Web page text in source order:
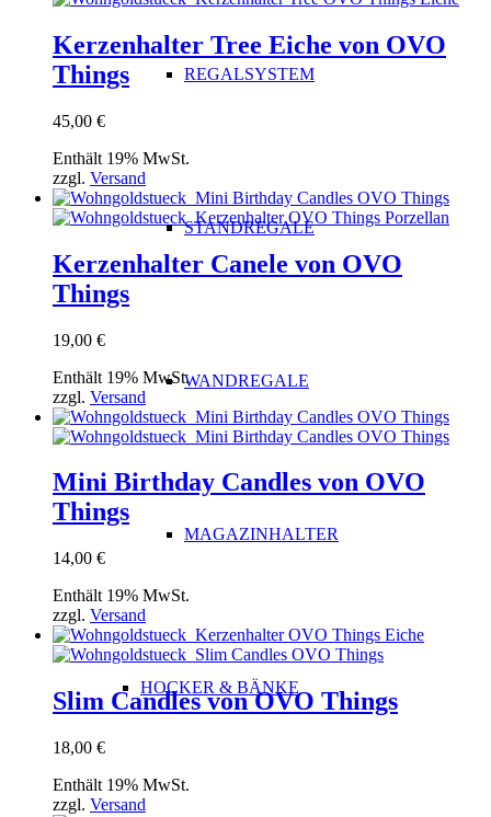
REGALSYSTEM
STANDREGALE
WANDREGALE
MAGAZINHALTER
HOCKER & BÄNKE
Kerzenhalter Tree Eiche von OVO
Things
45,00 €
Enthält 19% MwSt.
zzgl. Versand
Kerzenhalter Canele von OVO
Things
19,00 €
Enthält 19% MwSt.
zzgl. Versand
Mini Birthday Candles von OVO
Things
14,00 €
Enthält 19% MwSt.
zzgl. Versand
Slim Candles von OVO Things
18,00 €
Enthält 19% MwSt.
zzgl. Versand